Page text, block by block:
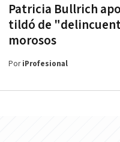
Patricia Bullrich
tildó de
morosos
PoriProfesional